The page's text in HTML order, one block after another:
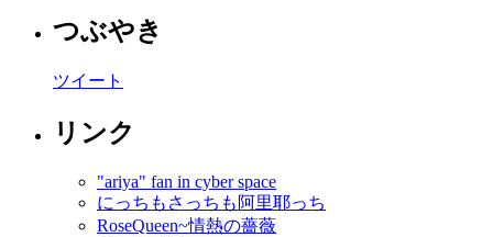
つぶやき
ツイート
リンク
"ariya" fan in cyber space
にっちもさっちも阿里耶っち
RoseQueen~情熱の薔薇